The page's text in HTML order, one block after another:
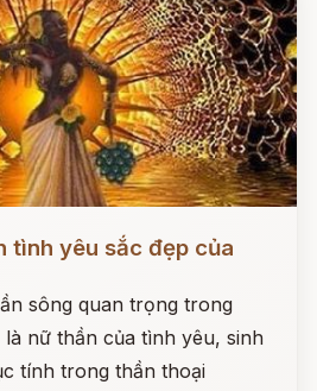
tình yêu sắc đẹp của
sông quan trọng trong
nữ thần của tình yêu, sinh
tính trong thần thoại